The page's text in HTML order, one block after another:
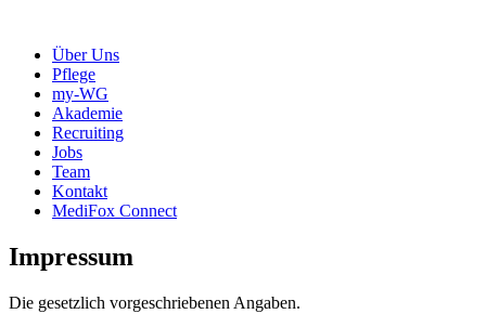
Über Uns
Pflege
my-WG
Akademie
Recruiting
Jobs
Team
Kontakt
MediFox Connect
Impressum
Die gesetzlich vorgeschriebenen Angaben.